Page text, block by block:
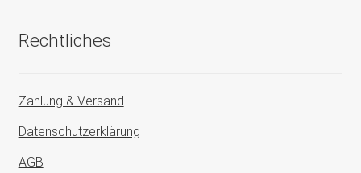
Rechtliches
Zahlung & Versand
Datenschutzerklärung
AGB